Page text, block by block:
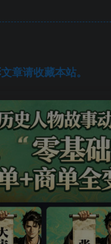
章请收藏本站。